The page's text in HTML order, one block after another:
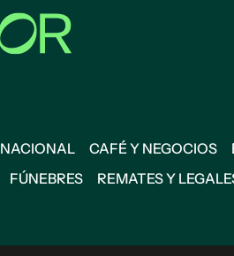
NACIONAL CAFÉ Y NEGOCIOS
FÚNEBRES REMATES Y